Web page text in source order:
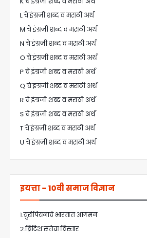
L चे इंग्रजी शब्द व मराठी अर्थ
M चे इंग्रजी शब्द व मराठी अर्थ
N चे इंग्रजी शब्द व मराठी अर्थ
O चे इंग्रजी शब्द व मराठी अर्थ
P चे इंग्रजी शब्द व मराठी अर्थ
Q चे इंग्रजी शब्द व मराठी अर्थ
R चे इंग्रजी शब्द व मराठी अर्थ
S चे इंग्रजी शब्द व मराठी अर्थ
T चे इंग्रजी शब्द व मराठी अर्थ
U चे इंग्रजी शब्द व मराठी अर्थ
इयत्ता - 10वी समाज विज्ञान
1.युरोपियनांचे भारतात आगमन
2.ब्रिटिश सत्तेचा विस्तार